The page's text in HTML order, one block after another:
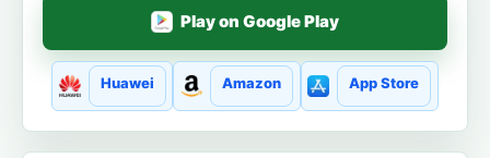
Play on Google Play
Huawei Amazon App Store